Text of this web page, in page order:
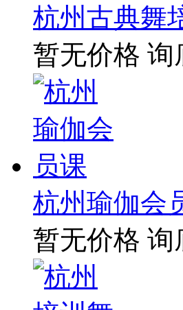
杭州古典舞
暂无价格 询
杭州瑜伽会
暂无价格 询